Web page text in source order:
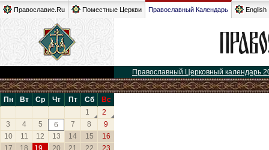
Православие.Ru Поместные Церкви Православный Календарь English
Православный Церковный календарь
Пн Вт Ср Чт Пт Сб
Вс
1
2
3
4 5 6 7 8
9
10
11 12 13 14 15
16
17
18 19 20 21 22
23